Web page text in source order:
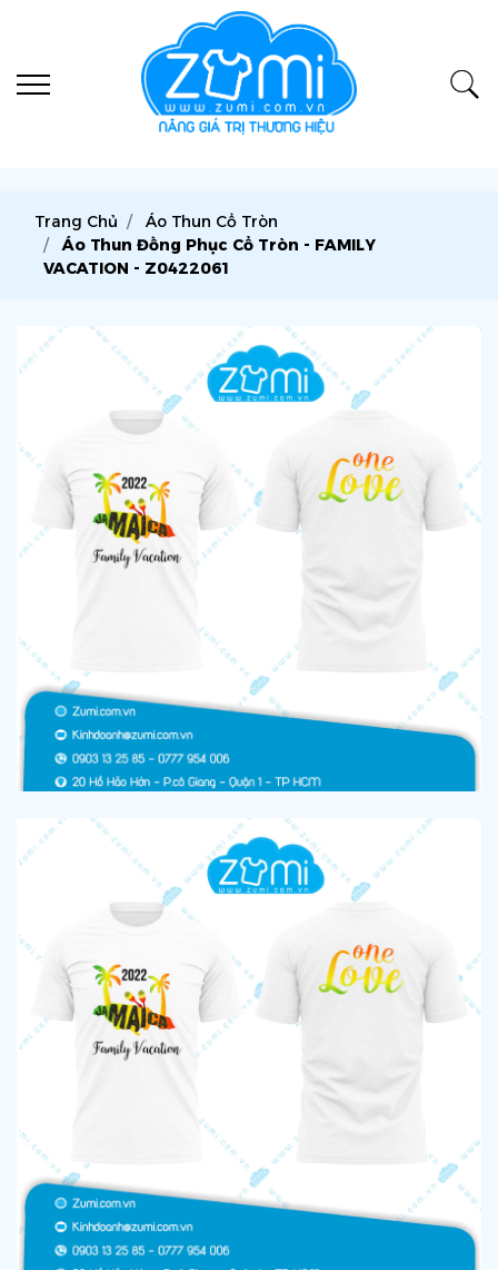
Trang Chủ
Áo Thun Cổ Tròn
Áo Thun Đồng Phục Cổ Tròn - FAMILY
VACATION - Z0422061